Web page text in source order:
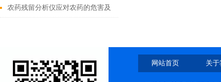
得起、用得会
农药残留分析仪应对农药的危害及
网站首页 关